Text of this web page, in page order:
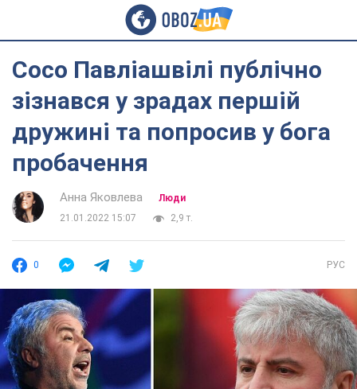
Сосо Павліашвілі публічно
зізнався у зрадах першій
дружині та попросив у бога
пробачення
Анна Яковлева
Люди
21.01.2022 15:07
2,9 т.
0 РУС